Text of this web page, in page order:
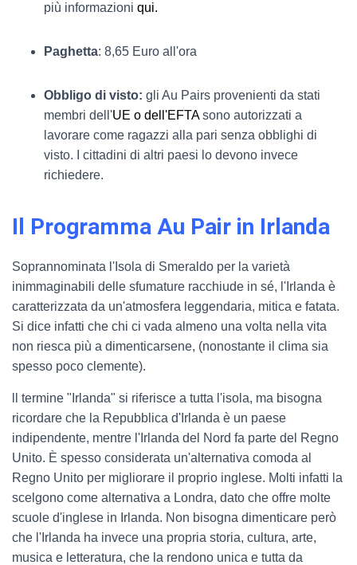
più informazioni qui.
Paghetta: 8,65 Euro all'ora
Obbligo di visto: gli Au Pairs provenienti da stati
membri dell'UE o dell'EFTAsono autorizzati a
lavorare come ragazzi alla pari senza obblighi di
visto. I cittadini di altri paesi lo devono invece
richiedere.
Il Programma Au Pair in Irlanda
Soprannominata l'Isola di Smeraldo per la varietà
inimmaginabili delle sfumature racchiude in sé, l'Irlanda è
caratterizzata da un'atmosfera leggendaria, mitica e fatata.
Si dice infatti che chi ci vada almeno una volta nella vita
non riesca più a dimenticarsene, (nonostante il clima sia
spesso poco clemente).
ll termine "Irlanda" si riferisce a tutta l'isola, ma bisogna
ricordare che la Repubblica d'Irlanda è un paese
indipendente, mentre l'Irlanda del Nord fa parte del Regno
Unito. È spesso considerata un'alternativa comoda al
Regno Unito per migliorare il proprio inglese. Molti infatti la
scelgono come alternativa a Londra, dato che offre molte
scuole d'inglese in Irlanda. Non bisogna dimenticare però
che l'Irlanda ha invece una propria storia, cultura, arte,
musica e letteratura, che la rendono unica e tutta da